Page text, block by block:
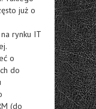
już o
rynku IT
o
do
(do